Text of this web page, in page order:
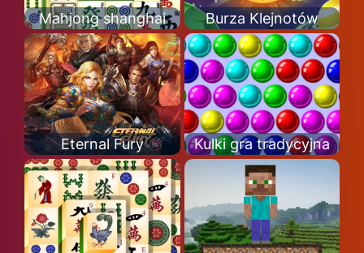
Mahjong shanghai Burza Klejnotów
Eternal Fury Kulki gra tradycyjna